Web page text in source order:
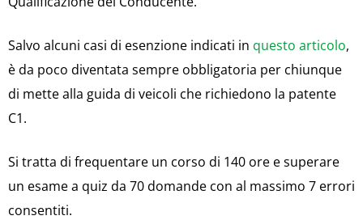
Salvo alcuni casi di esenzione indicati in questo articolo,
è da poco diventata sempre obbligatoria per chiunque
di mette alla guida di veicoli che richiedono la patente
C1.
Si tratta di frequentare un corso di 140 ore e superare
un esame a quiz da 70 domande con al massimo 7 errori
consentiti.